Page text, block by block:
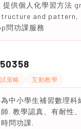
提供個人化學習方法
and pattern,
問功課服務
策略 互動教學
中小學生補習數理科
. 教學認真、有耐性
問功課.